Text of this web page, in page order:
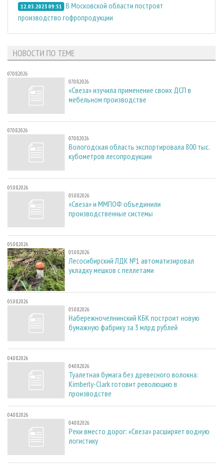
12.05.2023 09:51 В Московской области построят
производство гофропродукции
НОВОСТИ ПО ТЕМЕ
07.08.2026
07.08.2026
«Свеза» изучила применение своих ДСП в
мебельном производстве
07.08.2026
07.08.2026
Вологодская область экспортировала 800 тыс.
кубометров лесопродукции
05.08.2026
05.08.2026
«Свеза» и ММПОФ объединили
производственные системы
05.08.2026
05.08.2026
Лесосибирский ЛДК №1 автоматизировал
укладку мешков с пеллетами
05.08.2026
05.08.2026
Набережночелнинский КБК построит новую
бумажную фабрику за 3 млрд рублей
04.08.2026
04.08.2026
Туалетная бумага без древесного волокна:
Kimberly-Clark готовит революцию в
производстве
04.08.2026
04.08.2026
Реки вместо дорог: «Свеза» расширяет водную
логистику